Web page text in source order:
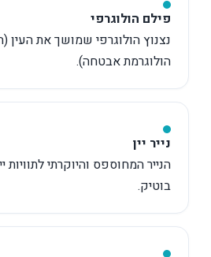
פילם הולוגרפי
נצנוץ הולוגרפי שמושך את העין
הולוגרמת אבטחה).
נייר יין
הנייר המחוספס והיוקרתי לתוויות
בוטיק.